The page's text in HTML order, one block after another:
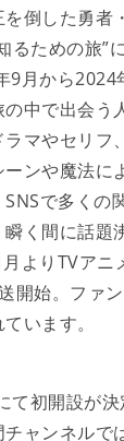
倒した勇者
るための旅”
9月から2024
中で出会う
マやセリフ
ンや魔法に
で多くの
く間に話題
よりTVアニ
開始。ファ
います。
て初開設が
ャンネルで